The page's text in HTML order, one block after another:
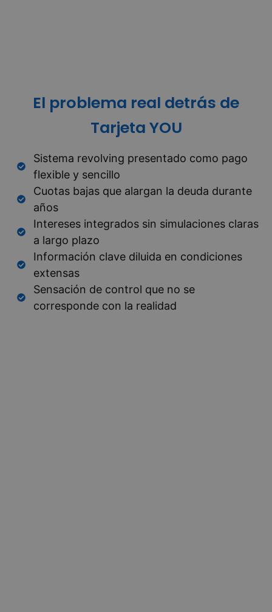
El problema real detrás de
Tarjeta YOU
Sistema revolving presentado como pago
flexible y sencillo
Cuotas bajas que alargan la deuda durante
años
Intereses integrados sin simulaciones claras
a largo plazo
Información clave diluida en condiciones
extensas
Sensación de control que no se
corresponde con la realidad